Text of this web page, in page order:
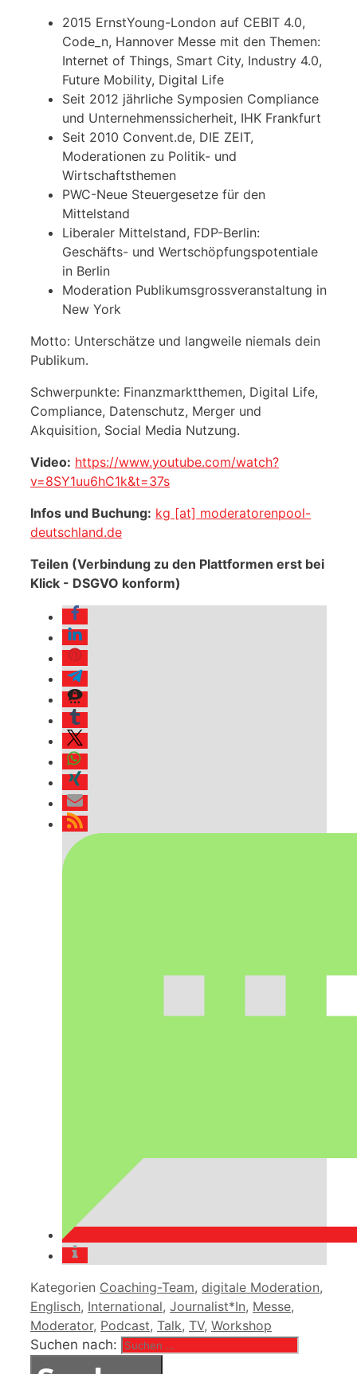
2015 ErnstYoung-London auf CEBIT 4.0,
Code_n, Hannover Messe mit den Themen:
Internet of Things, Smart City, Industry 4.0,
Future Mobility, Digital Life
Seit 2012 jährliche Symposien Compliance
und Unternehmenssicherheit, IHK Frankfurt
Seit 2010 Convent.de, DIE ZEIT,
Moderationen zu Politik- und
Wirtschaftsthemen
PWC-Neue Steuergesetze für den
Mittelstand
Liberaler Mittelstand, FDP-Berlin:
Geschäfts- und Wertschöpfungspotentiale
in Berlin
Moderation Publikumsgrossveranstaltung in
New York
Motto: Unterschätze und langweile niemals dein
Publikum.
Schwerpunkte: Finanzmarktthemen, Digital Life,
Compliance, Datenschutz, Merger und
Akquisition, Social Media Nutzung.
Video: https://www.youtube.com/watch?
v=8SY1uu6hC1k&t=37s
Infos und Buchung: kg [at] moderatorenpool-
deutschland.de
Teilen (Verbindung zu den Plattformen erst bei
Klick - DSGVO konform)
Kategorien Coaching-Team, digitale Moderation,
Englisch, International, Journalist*In, Messe,
Moderator, Podcast, Talk, TV, Workshop
Suchen nach: